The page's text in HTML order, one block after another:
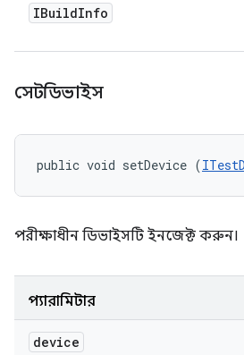
IBuildInfo
সেটডিভাইস
public void setDevice (
পরীক্ষাধীন ডিভাইসটি ইনজেক্ট করুন।
প্যারামিটার
device